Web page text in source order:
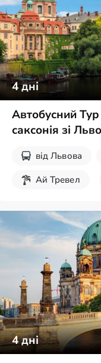
4дні
Автобусний
саксонія зі
від Львова
Ай Тревел
Великдень
Екскурсії на
4дні